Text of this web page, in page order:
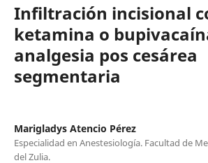
Infiltración incisional
ketamina o
analgesia pos cesárea
segmentaria
Marigladys Atencio Pérez
Especialidad en Anestesiología. Facultad de
del Zulia.